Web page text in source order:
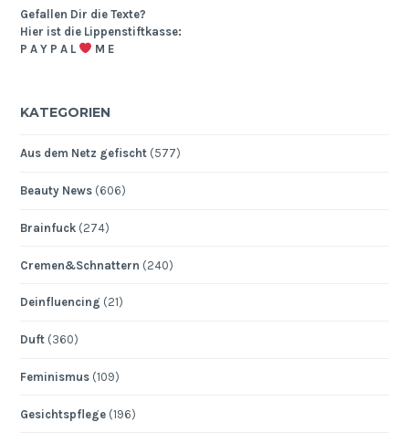
Gefallen Dir die Texte?
Hier ist die Lippenstiftkasse:
P A Y P A L
M E
KATEGORIEN
Aus dem Netz gefischt (577)
Beauty News (606)
Brainfuck (274)
Cremen&Schnattern (240)
Deinfluencing (21)
Duft (360)
Feminismus (109)
Gesichtspflege (196)